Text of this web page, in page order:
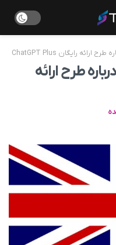
مذاکره بریتانیا و OpenAI درباره طرح ارائه